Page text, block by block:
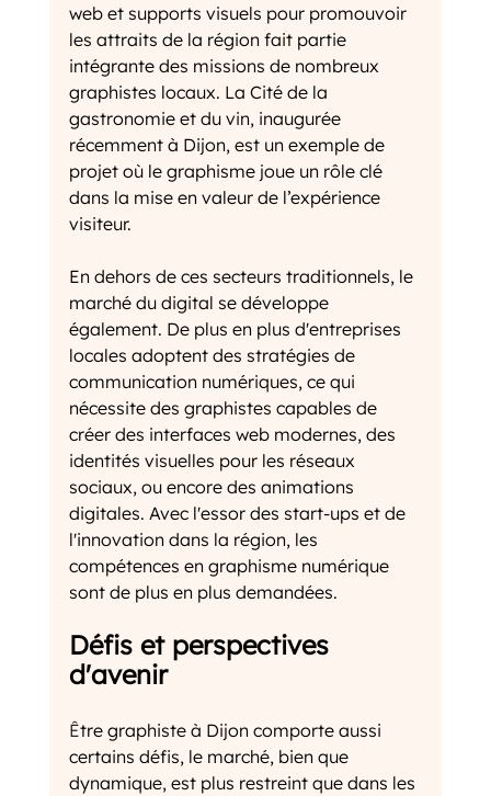
web et supports visuels pour promouvoir
les attraits de la région fait partie
intégrante des missions de nombreux
graphistes locaux. La Cité de la
gastronomie et du vin, inaugurée
récemment à Dijon, est un exemple de
projet où le graphisme joue un rôle clé
dans la mise en valeur de l’expérience
visiteur.
En dehors de ces secteurs traditionnels, le
marché du digital se développe
également. De plus en plus d'entreprises
locales adoptent des stratégies de
communication numériques, ce qui
nécessite des graphistes capables de
créer des interfaces web modernes, des
identités visuelles pour les réseaux
sociaux, ou encore des animations
digitales. Avec l'essor des start-ups et de
l'innovation dans la région, les
compétences en graphisme numérique
sont de plus en plus demandées.
Défis et perspectives
d'avenir
Être graphiste à Dijon comporte aussi
certains défis, le marché, bien que
dynamique, est plus restreint que dans les